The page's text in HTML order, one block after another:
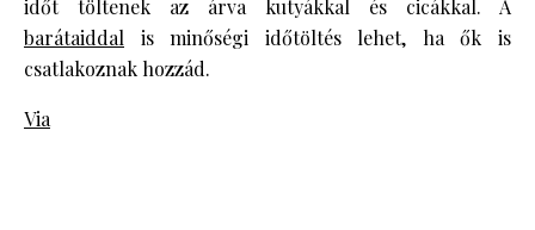
időt töltenek az árva kutyákkal és cicákkal. A
barátaiddal is minőségi időtöltés lehet, ha ők is
csatlakoznak hozzád.
Via